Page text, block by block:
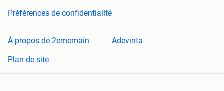
Préférences de confidentialité
À propos de 2ememain
Adevinta
Plan de site